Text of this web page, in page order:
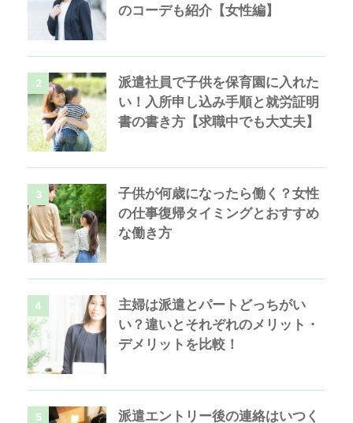
のコーデも紹介【女性編】
2
派遣社員で子供を保育園に入れた
い！入所申し込み手順と就労証明
書の書き方【求職中でも大丈夫】
3
子供が何歳になったら働く？女性
の仕事復帰タイミングとおすすめ
な働き方
4
主婦は派遣とパートどっちがい
い？違いとそれぞれのメリット・
デメリットを比較！
5 派遣エントリー後の連絡はいつく